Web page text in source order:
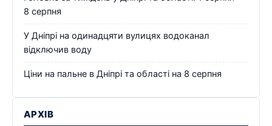
8 серпня
У Дніпрі на одинадцяти вулицях водоканал
відключив воду
Ціни на пальне в Дніпрі та області на 8 серпня
АРХІВ